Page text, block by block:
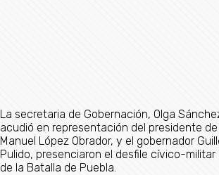
La secretaria de Gobernación, Olga
acudió en representación del presidente
Manuel López Obrador, y el gobernador
Pulido, presenciaron el desfile cívico-militar
de la Batalla de Puebla.